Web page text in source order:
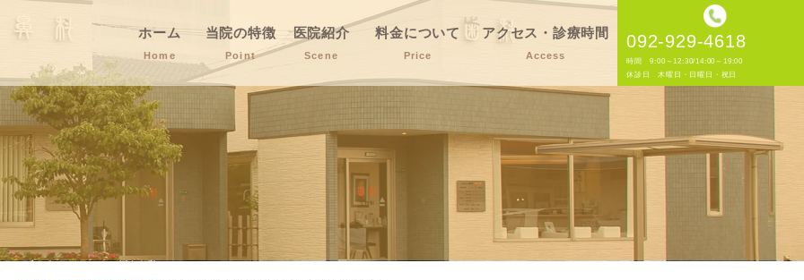
092-929-4618
時間 9:00～12:30/14:00～19:00
休診日 木曜日・日曜日・祝日
ホーム
Home
当院の特徴
Point
医院紹介
Scene
料金について
Price
アクセス・診療時間
Access